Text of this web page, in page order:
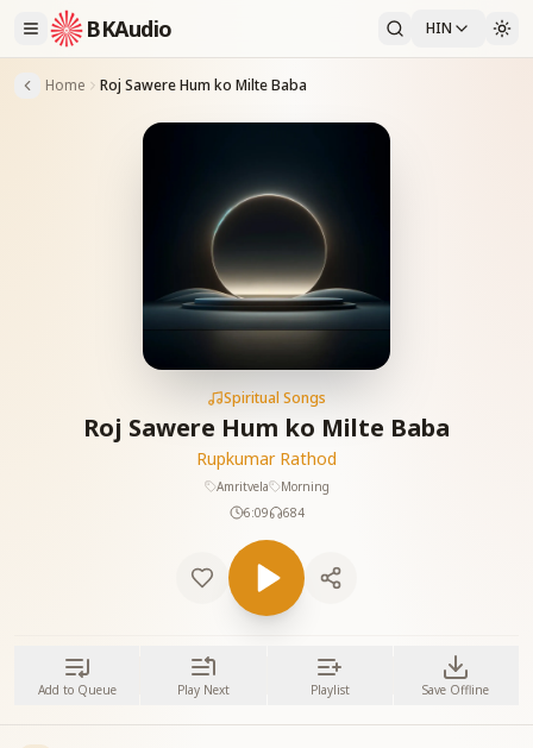
BKAudio HIN
Home Roj Sawere Hum ko Milte Baba
Spiritual Songs
Roj Sawere Hum ko Milte Baba
Rupkumar Rathod
Amritvela
Morning
6:09
684
Add to Queue Play Next Playlist Save Offline